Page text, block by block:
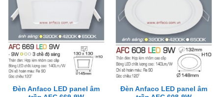
Đèn Anfaco LED panel âm
Đèn Anfaco LED panel âm